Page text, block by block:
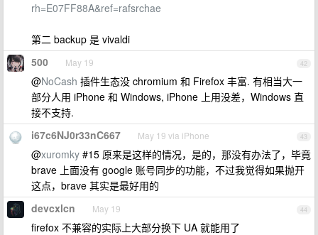
rh=E07FF88A&ref=rafsrchae
第二 backup 是 vivaldi
42
500 May 19
@NoCash 插件生态没 chromium 和 Firefox 丰富. 有相当大一
部分人用 iPhone 和 Windows, iPhone 上用没差，Windows 直
接不支持.
43
i67c6NJ0r33nC667 May 19 via iPhone
@xuromky #15 原来是这样的情况，是的，那没有办法了，毕竟
brave 上面没有 google 账号同步的功能，不过我觉得如果抛开
这点，brave 其实是最好用的
44
devcxlcn May 19
firefox 不兼容的实际上大部分换下 UA 就能用了